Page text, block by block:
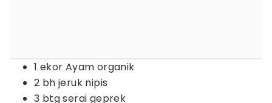
1 ekor Ayam organik
2 bh jeruk nipis
3 btg serai geprek